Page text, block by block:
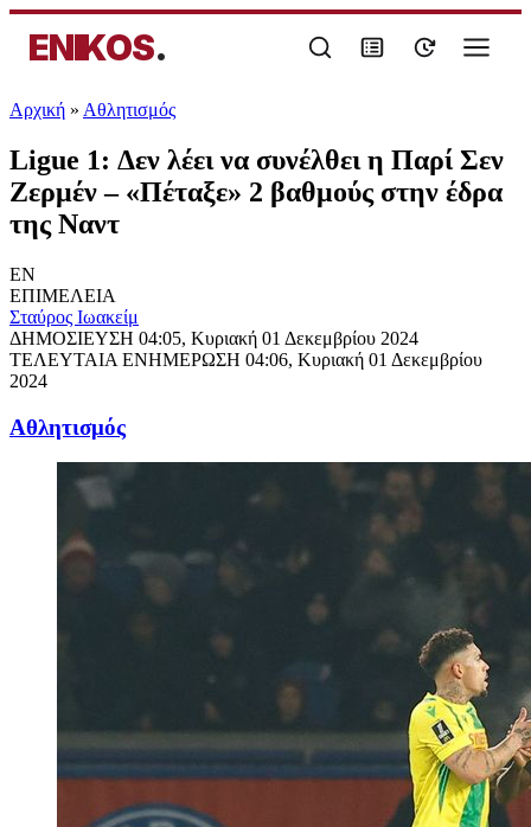
ENIKOS.
Αρχική » Αθλητισμός
Ligue 1: Δεν λέει να συνέλθει η Παρί Σεν
Ζερμέν – «Πέταξε» 2 βαθμούς στην έδρα
της Ναντ
EN
ΕΠΙΜΕΛΕΙΑ
Σταύρος Ιωακείμ
ΔΗΜΟΣΙΕΥΣΗ 04:05, Κυριακή 01 Δεκεμβρίου 2024
ΤΕΛΕΥΤΑΙΑ ΕΝΗΜΕΡΩΣΗ 04:06, Κυριακή 01 Δεκεμβρίου
2024
Αθλητισμός